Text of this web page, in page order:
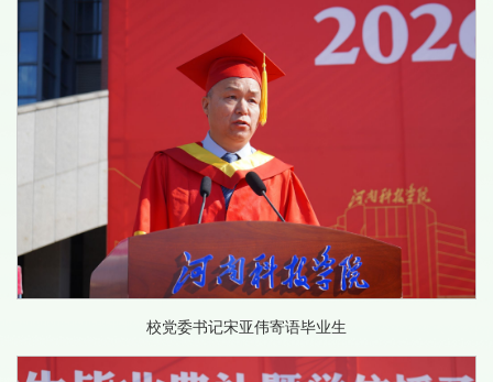
校党委书记宋亚伟寄语毕业生